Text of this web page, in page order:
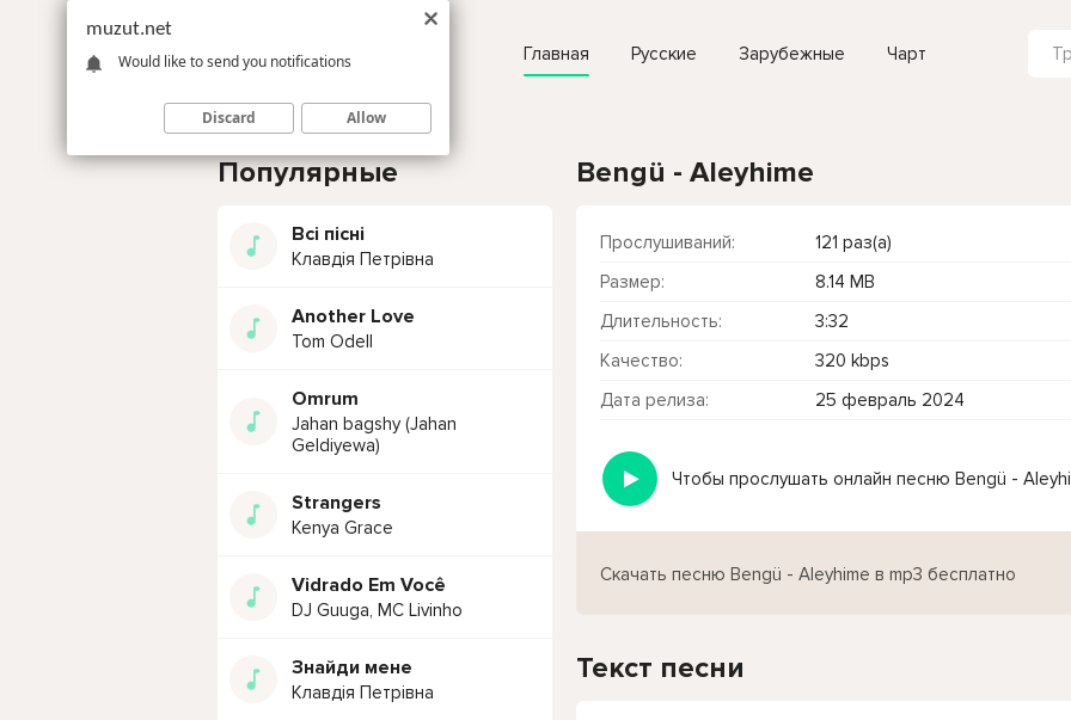
Главная Русские Зарубежные Чарт
Популярные
Всі пісні
Клавдія Петрівна
Another Love
Tom Odell
Omrum
Jahan bagshy (Jahan
Geldiyewa)
Strangers
Kenya Grace
Vidrado Em Você
DJ Guuga, MC Livinho
Знайди мене
Клавдія Петрівна
Bengü - Aleyhime
Прослушиваний:
121 раз(а)
Размер:
8.14 MB
Длительность:
3:32
Качество:
320 kbps
Дата релиза:
25 февраль 2024
Скачать песню Bengü - Aleyhime в mp3 бесплатно
Текст песни
muzut.net
Would like to send you notifications
Discard Allow